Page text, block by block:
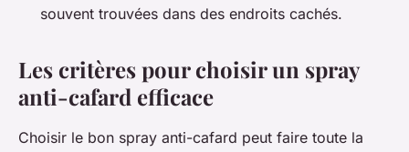
souvent trouvées dans des endroits cachés.
Les critères pour choisir un spray
anti-cafard efficace
Choisir le bon spray anti-cafard peut faire toute la